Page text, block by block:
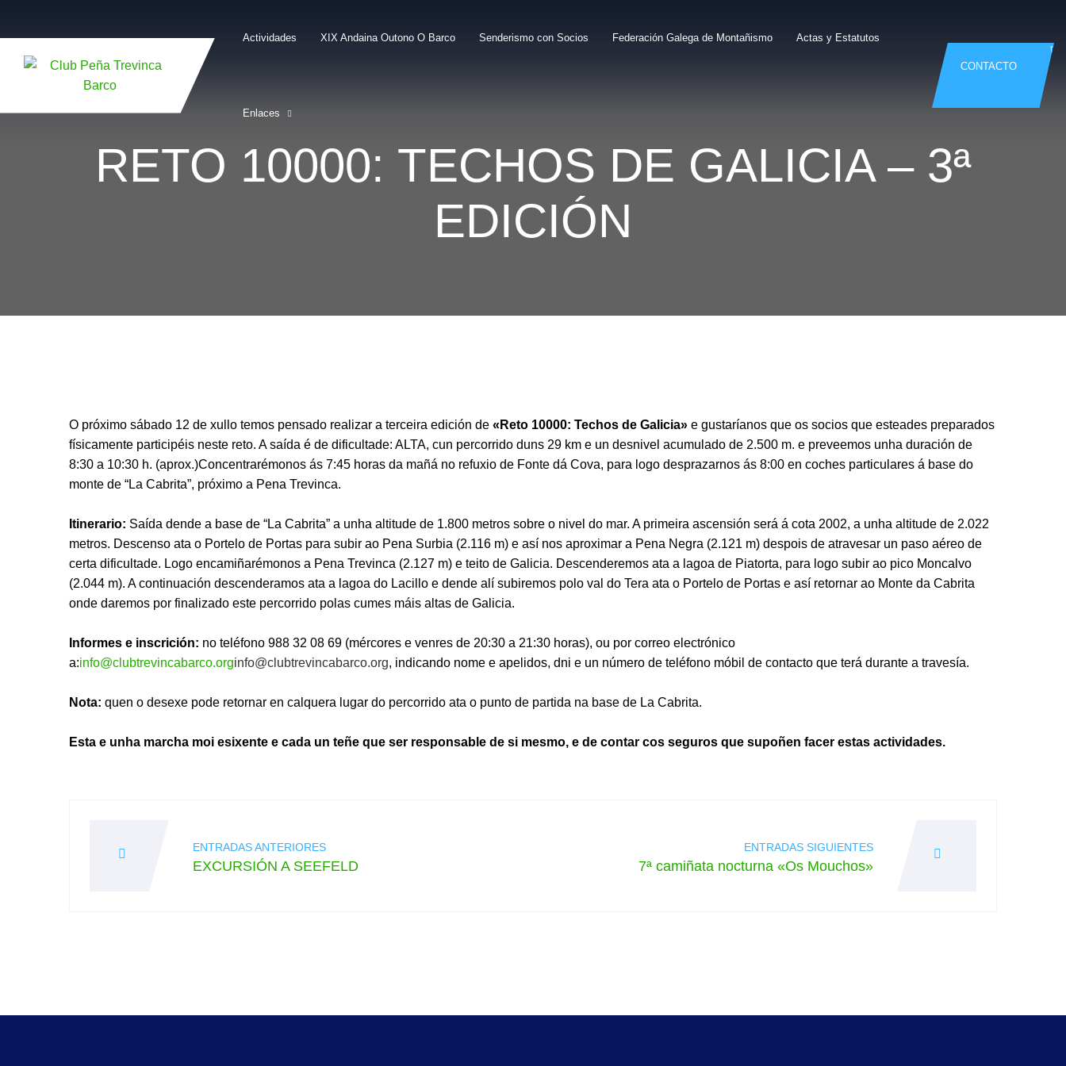
Actividades XIX Andaina Outono O Barco Senderismo con Socios Federación Galega de Montañismo Actas y Estatutos
Enlaces
CONTACTO
RETO 10000: TECHOS DE GALICIA – 3ª
EDICIÓN
O próximo sábado 12 de xullo temos pensado realizar a terceira edición de «Reto 10000: Techos de Galicia» e gustaríanos que os socios que esteades preparados
físicamente participéis neste reto. A saída é de dificultade: ALTA, cun percorrido duns 29 km e un desnivel acumulado de 2.500 m. e preveemos unha duración de
8:30 a 10:30 h. (aprox.)Concentrarémonos ás 7:45 horas da mañá no refuxio de Fonte dá Cova, para logo desprazarnos ás 8:00 en coches particulares á base do
monte de “La Cabrita”, próximo a Pena Trevinca.
Itinerario: Saída dende a base de “La Cabrita” a unha altitude de 1.800 metros sobre o nivel do mar. A primeira ascensión será á cota 2002, a unha altitude de 2.022
metros. Descenso ata o Portelo de Portas para subir ao Pena Surbia (2.116 m) e así nos aproximar a Pena Negra (2.121 m) despois de atravesar un paso aéreo de
certa dificultade. Logo encamiñarémonos a Pena Trevinca (2.127 m) e teito de Galicia. Descenderemos ata a lagoa de Piatorta, para logo subir ao pico Moncalvo
(2.044 m). A continuación descenderamos ata a lagoa do Lacillo e dende alí subiremos polo val do Tera ata o Portelo de Portas e así retornar ao Monte da Cabrita
onde daremos por finalizado este percorrido polas cumes máis altas de Galicia.
Informes e inscrición: no teléfono 988 32 08 69 (mércores e venres de 20:30 a 21:30 horas), ou por correo electrónico
a:info@clubtrevincabarco.orginfo@clubtrevincabarco.org, indicando nome e apelidos, dni e un número de teléfono móbil de contacto que terá durante a travesía.
Nota: quen o desexe pode retornar en calquera lugar do percorrido ata o punto de partida na base de La Cabrita.
Esta e unha marcha moi esixente e cada un teñe que ser responsable de si mesmo, e de contar cos seguros que supoñen facer estas actividades.
ENTRADAS ANTERIORES
EXCURSIÓN A SEEFELD
ENTRADAS SIGUIENTES
7ª camiñata nocturna «Os Mouchos»